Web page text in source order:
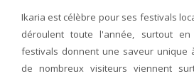
Ikaria est célèbre pour ses festivals
déroulent toute l'année, surtout
festivals donnent une saveur unique
de nombreux visiteurs viennent